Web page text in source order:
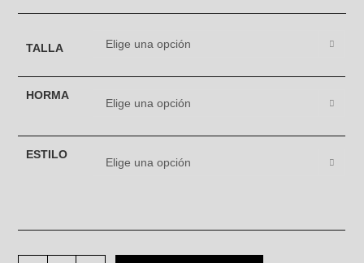
TALLA Elige una opción
HORMA
Elige una opción
ESTILO
Elige una opción